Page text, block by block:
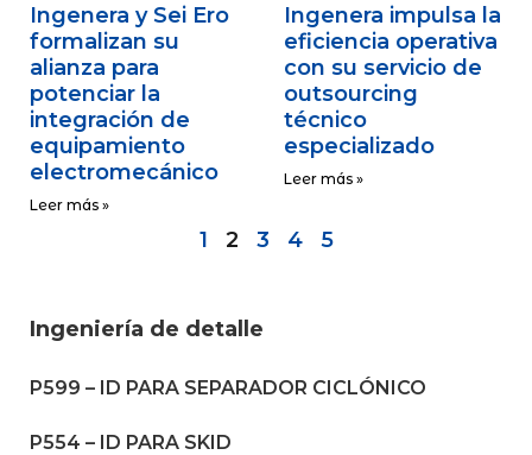
Ingenera y Sei Ero
formalizan su
alianza para
potenciar la
integración de
equipamiento
electromecánico
Leer más »
Ingenera impulsa la
eficiencia operativa
con su servicio de
outsourcing
técnico
especializado
Leer más »
1 2 3 4 5
Ingeniería de detalle
P599 – ID PARA SEPARADOR CICLÓNICO
P554 – ID PARA SKID